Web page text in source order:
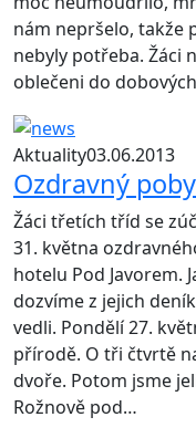
nám nepršelo, takže
nebyly potřeba. Žáci
oblečeni do
Aktuality03.06.2013
Ozdravný
Žáci třetích tříd se
31. května
hotelu Pod Javorem.
dozvíme z jejich
vedli. Pondělí 27.
přírodě. O tři čtvrtě
dvoře. Potom jsme
Rožnově pod…